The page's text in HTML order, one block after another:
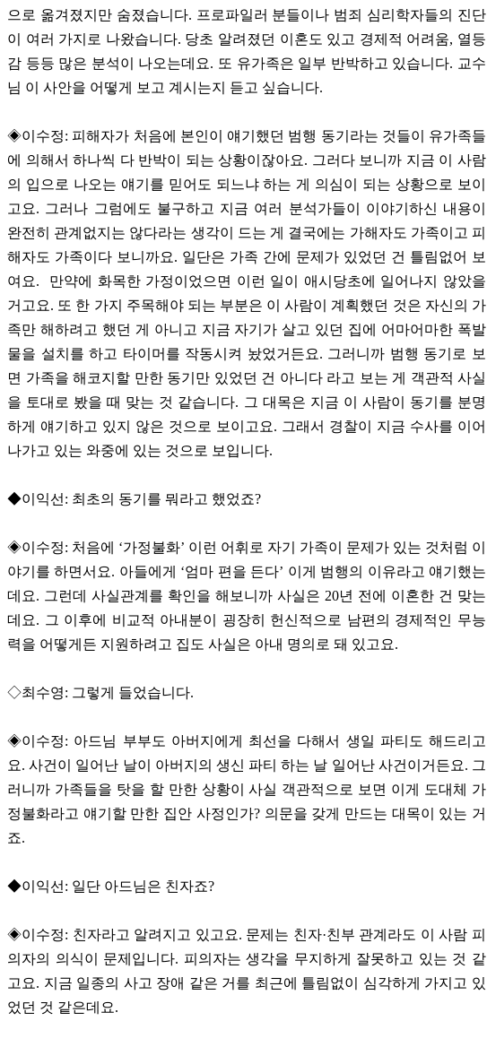
으로 옮겨졌지만 숨졌습니다. 프로파일러 분들이나 범죄 심리학자들의 진단
이 여러 가지로 나왔습니다. 당초 알려졌던 이혼도 있고 경제적 어려움, 열등
감 등등 많은 분석이 나오는데요. 또 유가족은 일부 반박하고 있습니다. 교수
님 이 사안을 어떻게 보고 계시는지 듣고 싶습니다.
◈이수정: 피해자가 처음에 본인이 얘기했던 범행 동기라는 것들이 유가족들
에 의해서 하나씩 다 반박이 되는 상황이잖아요. 그러다 보니까 지금 이 사람
의 입으로 나오는 얘기를 믿어도 되느냐 하는 게 의심이 되는 상황으로 보이
고요. 그러나 그럼에도 불구하고 지금 여러 분석가들이 이야기하신 내용이
완전히 관계없지는 않다라는 생각이 드는 게 결국에는 가해자도 가족이고 피
해자도 가족이다 보니까요. 일단은 가족 간에 문제가 있었던 건 틀림없어 보
여요. 만약에 화목한 가정이었으면 이런 일이 애시당초에 일어나지 않았을
거고요. 또 한 가지 주목해야 되는 부분은 이 사람이 계획했던 것은 자신의 가
족만 해하려고 했던 게 아니고 지금 자기가 살고 있던 집에 어마어마한 폭발
물을 설치를 하고 타이머를 작동시켜 놨었거든요. 그러니까 범행 동기로 보
면 가족을 해코지할 만한 동기만 있었던 건 아니다 라고 보는 게 객관적 사실
을 토대로 봤을 때 맞는 것 같습니다. 그 대목은 지금 이 사람이 동기를 분명
하게 얘기하고 있지 않은 것으로 보이고요. 그래서 경찰이 지금 수사를 이어
나가고 있는 와중에 있는 것으로 보입니다.
◆이익선: 최초의 동기를 뭐라고 했었죠?
◈이수정: 처음에 ‘가정불화’ 이런 어휘로 자기 가족이 문제가 있는 것처럼 이
야기를 하면서요. 아들에게 ‘엄마 편을 든다’ 이게 범행의 이유라고 얘기했는
데요. 그런데 사실관계를 확인을 해보니까 사실은 20년 전에 이혼한 건 맞는
데요. 그 이후에 비교적 아내분이 굉장히 헌신적으로 남편의 경제적인 무능
력을 어떻게든 지원하려고 집도 사실은 아내 명의로 돼 있고요.
◇최수영: 그렇게 들었습니다.
◈이수정: 아드님 부부도 아버지에게 최선을 다해서 생일 파티도 해드리고
요. 사건이 일어난 날이 아버지의 생신 파티 하는 날 일어난 사건이거든요. 그
러니까 가족들을 탓을 할 만한 상황이 사실 객관적으로 보면 이게 도대체 가
정불화라고 얘기할 만한 집안 사정인가? 의문을 갖게 만드는 대목이 있는 거
죠.
◆이익선: 일단 아드님은 친자죠?
◈이수정: 친자라고 알려지고 있고요. 문제는 친자·친부 관계라도 이 사람 피
의자의 의식이 문제입니다. 피의자는 생각을 무지하게 잘못하고 있는 것 같
고요. 지금 일종의 사고 장애 같은 거를 최근에 틀림없이 심각하게 가지고 있
었던 것 같은데요.